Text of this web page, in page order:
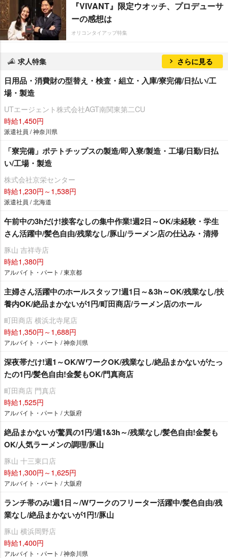
『VIVANT』限定ウオッチ、プロデューサ
ーの感想は
オリコンタイアップ特集
求人特集 さらに見る
日用品・消費財の型替え・検査・組立・入庫/寮完備/日払い/工
場・製造
UTエージェント株式会社AGT南関東第二CU
時給1,450円
派遣社員 / 神奈川県
「寮完備」ポテトチップスの製造/即入寮/製造・工場/日勤/日払
い/工場・製造
株式会社京栄センター
時給1,230円～1,538円
派遣社員 / 北海道
午前中の3hだけ!接客なしの集中作業!週2日～OK/未経験・学生
さん活躍中/髪色自由/残業なし/豚山/ラーメン店の仕込み・清掃
豚山 吉祥寺店
時給1,380円
アルバイト・パート / 東京都
主婦さん活躍中のホールスタッフ!週1日～&3h～OK/残業なし/扶
養内OK/絶品まかないが1円/町田商店/ラーメン店のホール
町田商店 横浜北寺尾店
時給1,350円～1,688円
アルバイト・パート / 神奈川県
深夜帯だけ!週1～OK/WワークOK/残業なし/絶品まかないがたっ
たの1円/髪色自由!金髪もOK/門真商店
町田商店 門真店
時給1,525円
アルバイト・パート / 大阪府
絶品まかないが驚異の1円/週1&3h～/残業なし/髪色自由!金髪も
OK/人気ラーメンの調理/豚山
豚山 十三東口店
時給1,300円～1,625円
アルバイト・パート / 大阪府
ランチ帯のみ!週1日～/Wワークのフリーター活躍中/髪色自由/残
業なし/絶品まかないが1円!/豚山
豚山 横浜岡野店
時給1,400円
アルバイト・パート / 神奈川県